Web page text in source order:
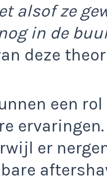
alsof ze
in de
deze
een
er